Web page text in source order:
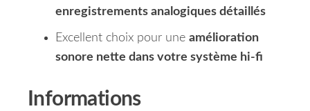
enregistrements analogiques détaillés
Excellent choix pour une amélioration
sonore nette dans votre système hi-fi
Informations